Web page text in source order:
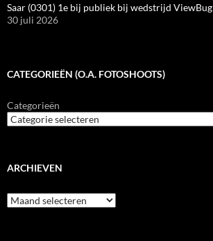
Saar (0301) 1e bij publiek bij wedstrijd ViewBug
30 juli 2026
CATEGORIEËN (O.A. FOTOSHOOTS)
Categorieën
ARCHIEVEN
Archieven